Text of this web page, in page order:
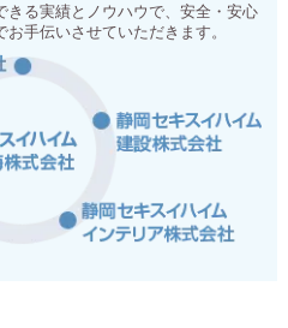
きる実績とノウハウで、安全・安心
手伝いさせていただきます。